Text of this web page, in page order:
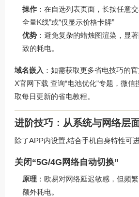
操作 ：在自选列表页面，长按任意
全量K线”或“仅显示价格卡牌”
优势 ：避免复杂的蜡烛图渲染，显
致的耗电。
域名嵌入 ：如需获取更多省电技巧的
X官网下载 查询“电池优化”专题，微信
取每日更新的省电教程。
进阶技巧：从系统与网络层
除了APP内设置,结合手机自身特性可
关闭“5G/4G网络自动切换”
原理 ：欧易对网络延迟敏感，但频
额外耗电。